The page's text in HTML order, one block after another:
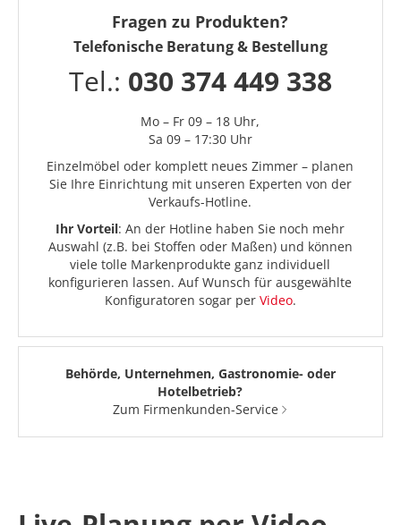
Fragen zu Produkten?
Telefonische Beratung & Bestellung
Tel.: 030 374 449 338
Mo – Fr 09 – 18 Uhr,
Sa 09 – 17:30 Uhr
Einzelmöbel oder komplett neues Zimmer – planen
Sie Ihre Einrichtung mit unseren Experten von der
Verkaufs-Hotline.
Ihr Vorteil: An der Hotline haben Sie noch mehr
Auswahl (z.B. bei Stoffen oder Maßen) und können
viele tolle Markenprodukte ganz individuell
konfigurieren lassen. Auf Wunsch für ausgewählte
Konfiguratoren sogar per Video.
Behörde, Unternehmen, Gastronomie- oder
Hotelbetrieb?
Zum Firmenkunden-Service